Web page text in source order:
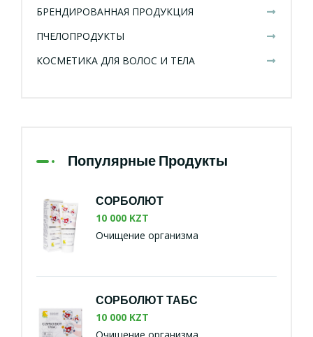
БРЕНДИРОВАННАЯ ПРОДУКЦИЯ
ПЧЕЛОПРОДУКТЫ
КОСМЕТИКА ДЛЯ ВОЛОС И ТЕЛА
Популярные Продукты
СОРБОЛЮТ
10 000 KZT
Очищение организма
СОРБОЛЮТ ТАБС
10 000 KZT